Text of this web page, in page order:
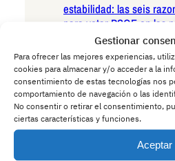
Gestionar
Para ofrecer las mejores experiencias,
cookies para almacenar y/o acceder a la
consentimiento de estas tecnologías nos
comportamiento de navegación o las
No consentir o retirar el consentimiento,
ciertas características y funciones.
Aceptar
estabilidad: las seis
para votar PSOE en las
elecciones autonómicas
mayo 15, 2026
Andalucía en la
las seis razones
VOX en las próximas
autonómicas
mayo 15, 2026
Andalucía ante el umbral